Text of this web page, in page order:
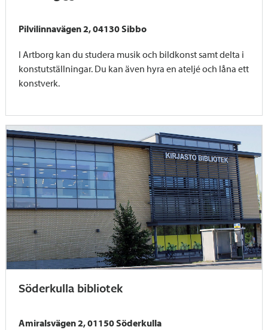
Pilvilinnavägen 2, 04130 Sibbo
I Artborg kan du studera musik och bildkonst samt delta i
konstutställningar. Du kan även hyra en ateljé och låna ett
konstverk.
Söderkulla bibliotek
Amiralsvägen 2, 01150 Söderkulla